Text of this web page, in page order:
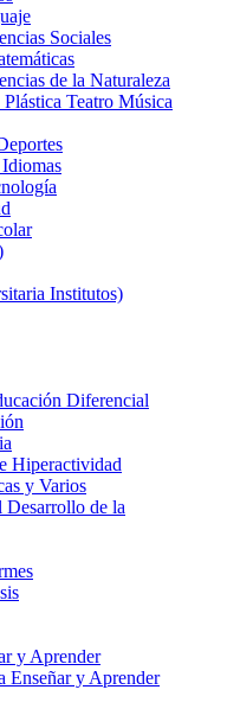
Sociales
de la Naturaleza
Teatro Música
Institutos)
Diferencial
Hiperactividad
y Varios
Desarrollo de la
y Aprender
Enseñar y Aprender